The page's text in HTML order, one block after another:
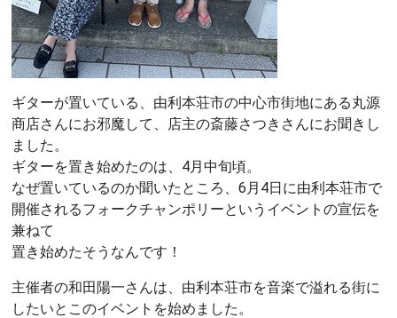
ギターが置いている、由利本荘市の中心市街地にある丸源
商店さんにお邪魔して、店主の斎藤さつきさんにお聞きし
ました。
ギターを置き始めたのは、4月中旬頃。
なぜ置いているのか聞いたところ、6月4日に由利本荘市で
開催されるフォークチャンポリーというイベントの宣伝を
兼ねて
置き始めたそうなんです！
主催者の和田陽一さんは、由利本荘市を音楽で溢れる街に
したいとこのイベントを始めました。